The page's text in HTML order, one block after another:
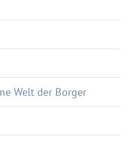
Welt der Borger